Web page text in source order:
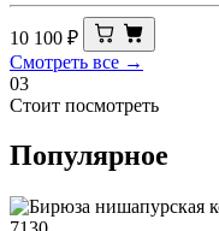
10 100 ₽
Смотреть все →
03
Стоит посмотреть
Популярное